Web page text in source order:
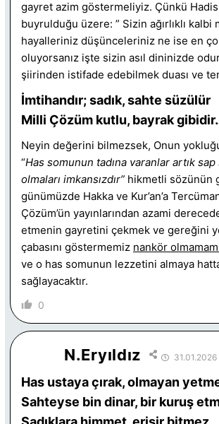
gayret azim göstermeliyiz. Çünkü
buyrulduğu üzere: ” Sizin ağırlıklı
hayalleriniz düşünceleriniz ne ise en
oluyorsanız işte sizin asıl dininizde
şiirinden istifade edebilmek duası ve
İmtihandır; sadık, sahte süzülür
Milli Çözüm kutlu, bayrak
Neyin değerini bilmezsek, Onun
“Has somunun tadına varanlar artık
olmaları imkansızdır” hikmetli sözünün
günümüzde Hakka ve Kur’an’a
Çözüm’ün yayınlarından azami
etmenin gayretini çekmek ve gereğini
çabasını göstermemiz nankör
ve o has somunun lezzetini almaya
sağlayacaktır.
0
N.Eryıldız
Has ustaya çırak, olmayan
Sahteyse bin dinar, bir kuruş